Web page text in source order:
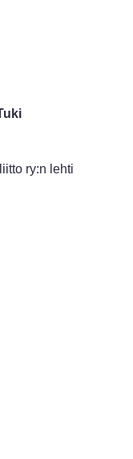
ry:n lehti